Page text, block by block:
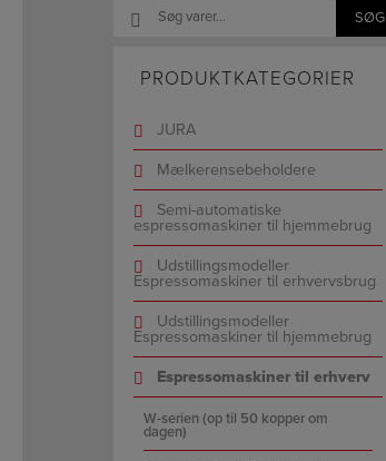
Søg
efter:
SØG
PRODUKTKATEGORIER
JURA
Mælkerensebeholdere
Semi-automatiske
espressomaskiner til hjemmebrug
Udstillingsmodeller
Espressomaskiner til erhvervsbrug
Udstillingsmodeller
Espressomaskiner til hjemmebrug
Espressomaskiner til erhverv
W-serien (op til 50 kopper om
dagen)